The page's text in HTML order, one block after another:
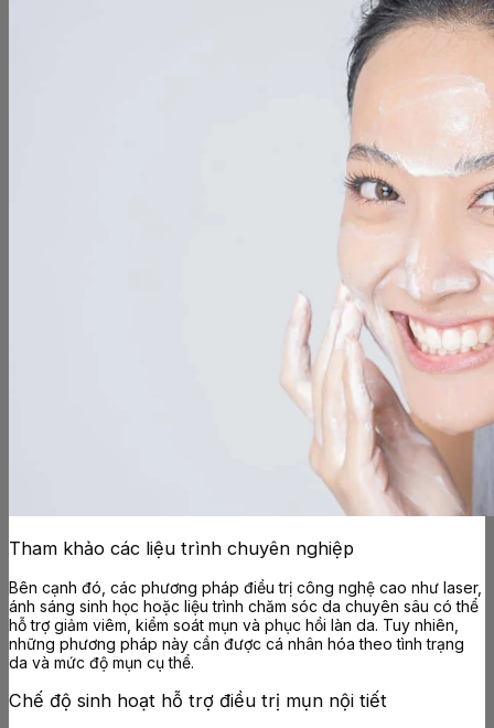
Tham khảo các liệu trình chuyên nghiệp
Bên cạnh đó, các phương pháp điều trị công nghệ cao như laser,
ánh sáng sinh học hoặc liệu trình chăm sóc da chuyên sâu có thể
hỗ trợ giảm viêm, kiểm soát mụn và phục hồi làn da. Tuy nhiên,
những phương pháp này cần được cá nhân hóa theo tình trạng
da và mức độ mụn cụ thể.
Chế độ sinh hoạt hỗ trợ điều trị mụn nội tiết